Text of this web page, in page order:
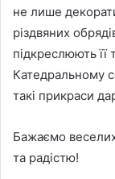
не лише
різдвяних
підкреслюють її
Катедральному
такі прикраси
Бажаємо веселих
та радістю!